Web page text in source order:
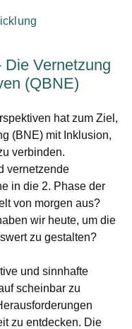
Vernetzung
(QBNE)
hat zum Ziel,
(BNE) mit Inklusion,
verbinden.
vernetzende
in die 2. Phase der
von morgen aus?
wir heute, um die
zu gestalten?
und sinnhafte
scheinbar zu
zu entdecken. Die